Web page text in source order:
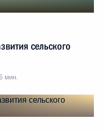
сельского
мин.